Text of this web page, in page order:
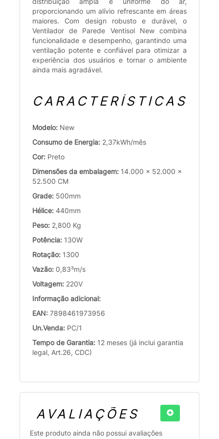
proporcionando um alívio refrescante em áreas
maiores. Com design robusto e durável, o
Ventilador de Parede Ventisol New combina
funcionalidade e desempenho, garantindo uma
ventilação potente e confiável para otimizar a
experiência dos usuários e tornar o ambiente
ainda mais agradável.
CARACTERÍSTICAS
Modelo: New
Consumo de Energia: 2,37kWh/mês
Cor: Preto
Dimensões da embalagem: 14.000 x 52.000 x
52.500 CM
Grade: 500mm
Hélice: 440mm
Peso: 2,800 Kg
Potência: 130W
Rotação: 1300
Vazão: 0,83³m/s
Voltagem: 220V
Informação adicional:
EAN: 7898461973956
Un.Venda: PC/1
Tempo de Garantia: 12 meses (já inclui garantia
legal, Art.26, CDC)
AVALIAÇÕES
Este produto ainda não possui avaliações